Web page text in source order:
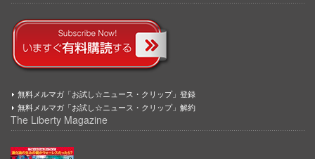
無料メルマガ「お試し☆ニュース・クリップ」登録
無料メルマガ「お試し☆ニュース・クリップ」解約
The Liberty Magazine